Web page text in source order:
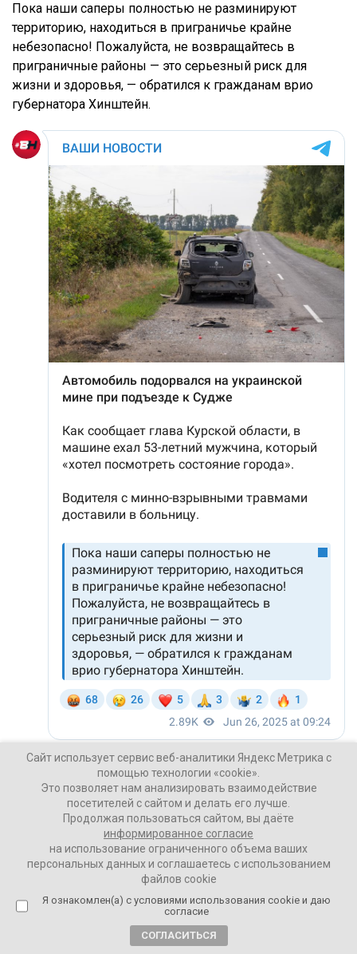
Пока наши саперы полностью не разминируют
территорию, находиться в приграничье крайне
небезопасно! Пожалуйста, не возвращайтесь в
приграничные районы — это серьезный риск для
жизни и здоровья, — обратился к гражданам врио
губернатора Хинштейн.
Ваши Новости
26 июня 2025
ПОДЕЛИТЬСЯ
Сайт использует сервис веб-аналитики Яндекс Метрика с
помощью технологии «cookie».
Это позволяет нам анализировать взаимодействие
посетителей с сайтом и делать его лучше.
Продолжая пользоваться сайтом, вы даёте
информированное согласие
на использование ограниченного объема ваших
персональных данных и соглашаетесь с использованием
файлов cookie
Я ознакомлен(а) с условиями использования cookie и даю
согласие
СОГЛАСИТЬСЯ